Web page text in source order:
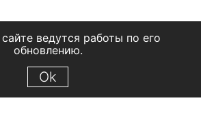
ведутся работы по его
обновлению.
Ok